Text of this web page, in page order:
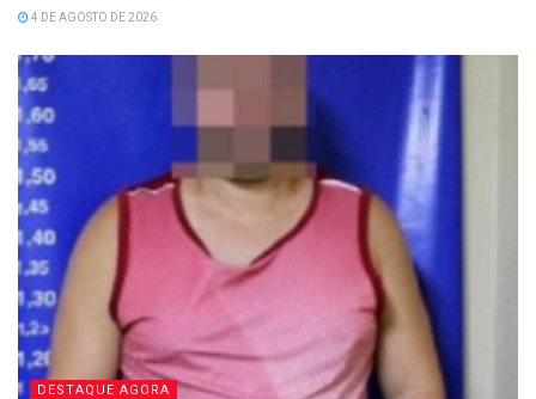
4 DE AGOSTO DE 2026
DESTAQUE AGORA